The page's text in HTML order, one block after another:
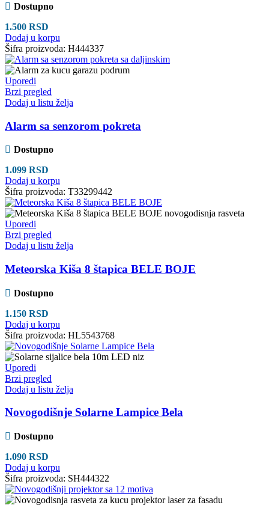
Dostupno
1.500 RSD
Dodaj u korpu
Šifra proizvoda: H444337
Uporedi
Brzi pregled
Dodaj u listu želja
Alarm sa senzorom pokreta
Dostupno
1.099 RSD
Dodaj u korpu
Šifra proizvoda: T33299442
Uporedi
Brzi pregled
Dodaj u listu želja
Meteorska Kiša 8 štapica BELE BOJE
Dostupno
1.150 RSD
Dodaj u korpu
Šifra proizvoda: HL5543768
Uporedi
Brzi pregled
Dodaj u listu želja
Novogodišnje Solarne Lampice Bela
Dostupno
1.090 RSD
Dodaj u korpu
Šifra proizvoda: SH444322